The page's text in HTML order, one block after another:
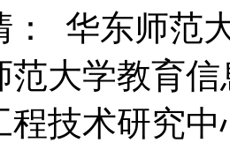
华东师范大
范大学教育
程技术研究中